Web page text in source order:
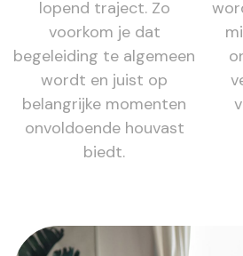
lopend traject. Zo
voorkom je dat
begeleiding te algemeen
wordt en juist op
belangrijke momenten
onvoldoende houvast
biedt.